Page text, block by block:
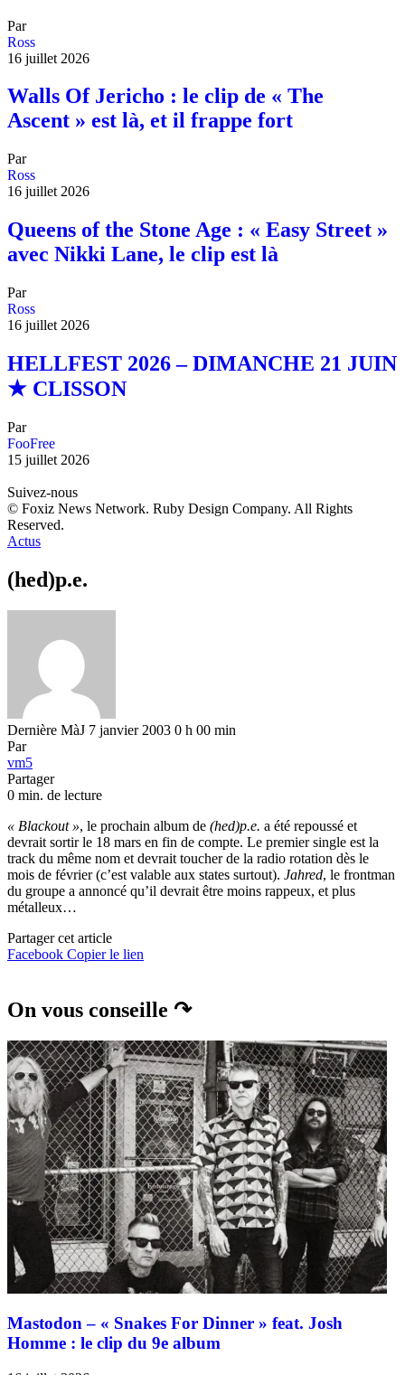
Par
Ross
16 juillet 2026
Walls Of Jericho : le clip de « The
Ascent » est là, et il frappe fort
Par
Ross
16 juillet 2026
Queens of the Stone Age : « Easy Street »
avec Nikki Lane, le clip est là
Par
Ross
16 juillet 2026
HELLFEST 2026 – DIMANCHE 21 JUIN
★ CLISSON
Par
FooFree
15 juillet 2026
Suivez-nous
© Foxiz News Network. Ruby Design Company. All Rights
Reserved.
Actus
(hed)p.e.
Dernière MàJ 7 janvier 2003 0 h 00 min
Par
vm5
Partager
0 min. de lecture
« Blackout », le prochain album de (hed)p.e. a été repoussé et
devrait sortir le 18 mars en fin de compte. Le premier single est la
track du même nom et devrait toucher de la radio rotation dès le
mois de février (c’est valable aux states surtout). Jahred, le frontman
du groupe a annoncé qu’il devrait être moins rappeux, et plus
métalleux…
Partager cet article
Facebook Copier le lien
On vous conseille ↷
Mastodon – « Snakes For Dinner » feat. Josh
Homme : le clip du 9e album